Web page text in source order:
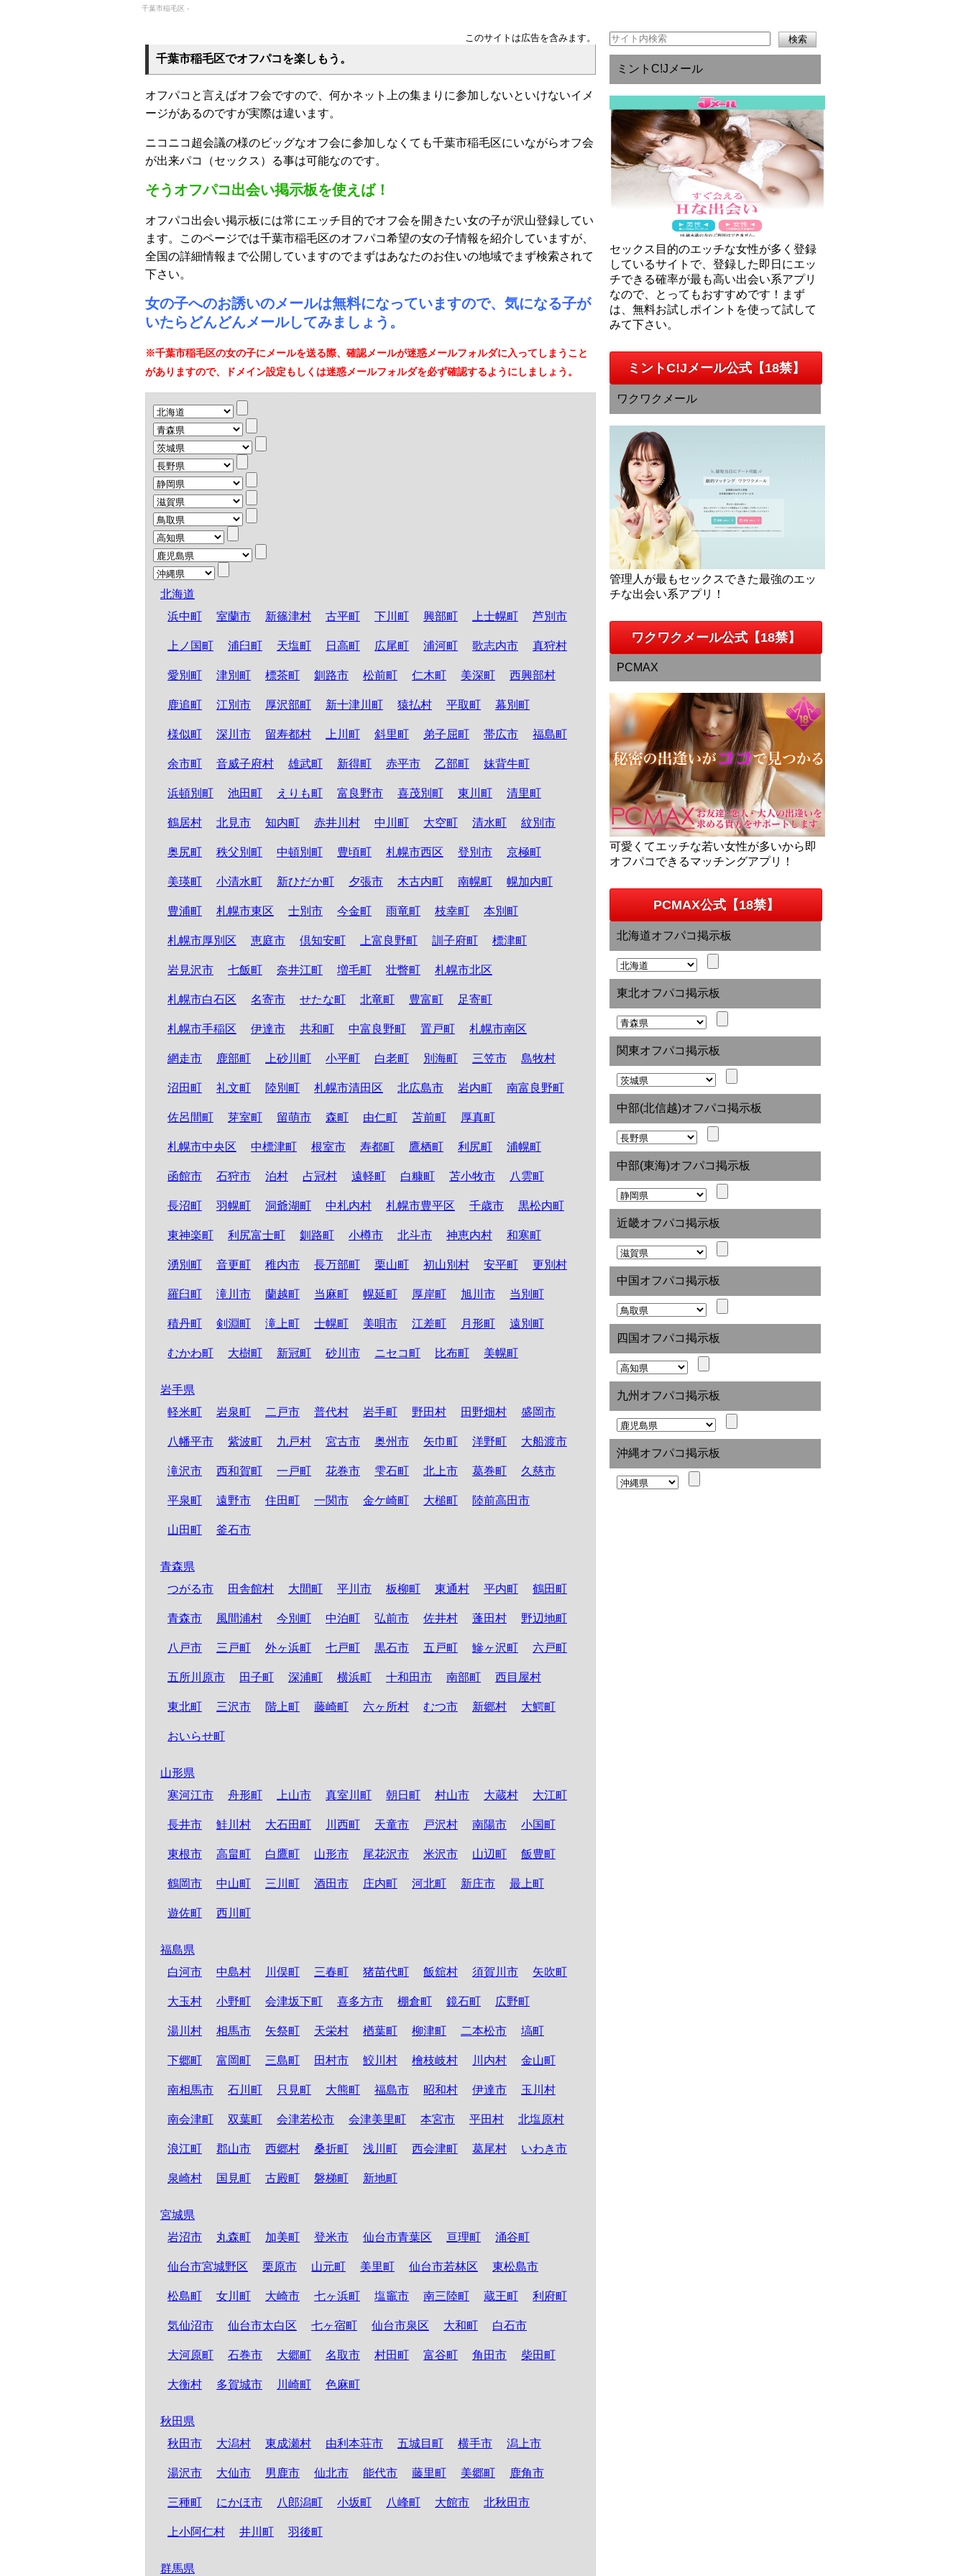
千葉市稲毛区 -
このサイトは広告を含みます。
千葉市稲毛区でオフパコを楽しもう。
オフパコと言えばオフ会ですので、何かネット上の集まりに参加しないといけないイメ
ージがあるのですが実際は違います。
ニコニコ超会議の様のビッグなオフ会に参加しなくても千葉市稲毛区にいながらオフ会
が出来パコ（セックス）る事は可能なのです。
そうオフパコ出会い掲示板を使えば！
オフパコ出会い掲示板には常にエッチ目的でオフ会を開きたい女の子が沢山登録してい
ます。このページでは千葉市稲毛区のオフパコ希望の女の子情報を紹介していますが、
全国の詳細情報まで公開していますのでまずはあなたのお住いの地域でまず検索されて
下さい。
女の子へのお誘いのメールは無料になっていますので、気になる子が
いたらどんどんメールしてみましょう。
※千葉市稲毛区の女の子にメールを送る際、確認メールが迷惑メールフォルダに入ってしまうこと
がありますので、ドメイン設定もしくは迷惑メールフォルダを必ず確認するようにしましょう。
北海道
浜中町
室蘭市 新篠津村 古平町 下川町 興部町 上士幌町 芦別市
上ノ国町 浦臼町 天塩町 日高町 広尾町 浦河町 歌志内市 真狩村
愛別町 津別町 標茶町 釧路市 松前町 仁木町 美深町 西興部村
鹿追町 江別市 厚沢部町 新十津川町 猿払村 平取町 幕別町
様似町 深川市 留寿都村 上川町 斜里町 弟子屈町 帯広市 福島町
余市町 音威子府村 雄武町 新得町 赤平市 乙部町 妹背牛町
浜頓別町 池田町 えりも町 富良野市 喜茂別町 東川町 清里町
鶴居村 北見市 知内町 赤井川村 中川町 大空町 清水町 紋別市
奥尻町 秩父別町 中頓別町 豊頃町 札幌市西区 登別市 京極町
美瑛町 小清水町 新ひだか町 夕張市 木古内町 南幌町 幌加内町
豊浦町 札幌市東区 士別市 今金町 雨竜町 枝幸町 本別町
札幌市厚別区 恵庭市 倶知安町 上富良野町 訓子府町 標津町
岩見沢市 七飯町 奈井江町 増毛町 壮瞥町 札幌市北区
札幌市白石区 名寄市 せたな町 北竜町 豊富町 足寄町
札幌市手稲区 伊達市 共和町 中富良野町 置戸町 札幌市南区
網走市 鹿部町 上砂川町 小平町 白老町 別海町 三笠市 島牧村
沼田町 礼文町 陸別町 札幌市清田区 北広島市 岩内町 南富良野町
佐呂間町 芽室町 留萌市 森町 由仁町 苫前町 厚真町
札幌市中央区 中標津町 根室市 寿都町 鷹栖町 利尻町 浦幌町
函館市 石狩市 泊村 占冠村 遠軽町 白糠町 苫小牧市 八雲町
長沼町 羽幌町 洞爺湖町 中札内村 札幌市豊平区 千歳市 黒松内町
東神楽町 利尻富士町 釧路町 小樽市 北斗市 神恵内村 和寒町
湧別町 音更町 稚内市 長万部町 栗山町 初山別村 安平町 更別村
羅臼町 滝川市 蘭越町 当麻町 幌延町 厚岸町 旭川市 当別町
積丹町 剣淵町 滝上町 士幌町 美唄市 江差町 月形町 遠別町
むかわ町 大樹町 新冠町 砂川市 ニセコ町 比布町 美幌町
岩手県
軽米町
岩泉町 二戸市 普代村 岩手町 野田村 田野畑村 盛岡市
八幡平市 紫波町 九戸村 宮古市 奥州市 矢巾町 洋野町 大船渡市
滝沢市 西和賀町 一戸町 花巻市 雫石町 北上市 葛巻町 久慈市
平泉町 遠野市 住田町 一関市 金ケ崎町 大槌町 陸前高田市
山田町 釜石市
青森県
つがる市
田舎館村 大間町 平川市 板柳町 東通村 平内町 鶴田町
青森市 風間浦村 今別町 中泊町 弘前市 佐井村 蓬田村 野辺地町
八戸市 三戸町 外ヶ浜町 七戸町 黒石市 五戸町 鰺ヶ沢町 六戸町
五所川原市 田子町 深浦町 横浜町 十和田市 南部町 西目屋村
東北町 三沢市 階上町 藤崎町 六ヶ所村 むつ市 新郷村 大鰐町
おいらせ町
山形県
寒河江市
舟形町 上山市 真室川町 朝日町 村山市 大蔵村 大江町
長井市 鮭川村 大石田町 川西町 天童市 戸沢村 南陽市 小国町
東根市 高畠町 白鷹町 山形市 尾花沢市 米沢市 山辺町 飯豊町
鶴岡市 中山町 三川町 酒田市 庄内町 河北町 新庄市 最上町
遊佐町 西川町
福島県
白河市
中島村 川俣町 三春町 猪苗代町 飯舘村 須賀川市 矢吹町
大玉村 小野町 会津坂下町 喜多方市 棚倉町 鏡石町 広野町
湯川村 相馬市 矢祭町 天栄村 楢葉町 柳津町 二本松市 塙町
下郷町 富岡町 三島町 田村市 鮫川村 檜枝岐村 川内村 金山町
南相馬市 石川町 只見町 大熊町 福島市 昭和村 伊達市 玉川村
南会津町 双葉町 会津若松市 会津美里町 本宮市 平田村 北塩原村
浪江町 郡山市 西郷村 桑折町 浅川町 西会津町 葛尾村 いわき市
泉崎村 国見町 古殿町 磐梯町 新地町
宮城県
岩沼市
丸森町 加美町 登米市 仙台市青葉区 亘理町 涌谷町
仙台市宮城野区 栗原市 山元町 美里町 仙台市若林区 東松島市
松島町 女川町 大崎市 七ヶ浜町 塩竈市 南三陸町 蔵王町 利府町
気仙沼市 仙台市太白区 七ヶ宿町 仙台市泉区 大和町 白石市
大河原町 石巻市 大郷町 名取市 村田町 富谷町 角田市 柴田町
大衡村 多賀城市 川崎町 色麻町
秋田県
秋田市
大潟村 東成瀬村 由利本荘市 五城目町 横手市 潟上市
湯沢市 大仙市 男鹿市 仙北市 能代市 藤里町 美郷町 鹿角市
三種町 にかほ市 八郎潟町 小坂町 八峰町 大館市 北秋田市
上小阿仁村 井川町 羽後町
群馬県
ミントC!Jメール
セックス目的のエッチな女性が多く登録
しているサイトで、登録した即日にエッ
チできる確率が最も高い出会い系アプリ
なので、とってもおすすめです！まず
は、無料お試しポイントを使って試して
みて下さい。
ミントC!Jメール公式【18禁】
ワクワクメール
管理人が最もセックスできた最強のエッ
チな出会い系アプリ！
ワクワクメール公式【18禁】
PCMAX
可愛くてエッチな若い女性が多いから即
オフパコできるマッチングアプリ！
PCMAX公式【18禁】
北海道オフパコ掲示板
東北オフパコ掲示板
関東オフパコ掲示板
中部(北信越)オフパコ掲示板
中部(東海)オフパコ掲示板
近畿オフパコ掲示板
中国オフパコ掲示板
四国オフパコ掲示板
九州オフパコ掲示板
沖縄オフパコ掲示板